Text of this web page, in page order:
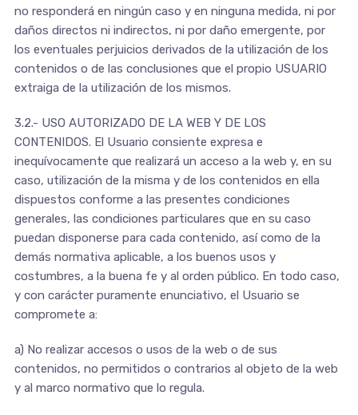
no responderá en ningún caso y en ninguna medida, ni por
daños directos ni indirectos, ni por daño emergente, por
los eventuales perjuicios derivados de la utilización de los
contenidos o de las conclusiones que el propio USUARIO
extraiga de la utilización de los mismos.
3.2.- USO AUTORIZADO DE LA WEB Y DE LOS
CONTENIDOS. El Usuario consiente expresa e
inequívocamente que realizará un acceso a la web y, en su
caso, utilización de la misma y de los contenidos en ella
dispuestos conforme a las presentes condiciones
generales, las condiciones particulares que en su caso
puedan disponerse para cada contenido, así como de la
demás normativa aplicable, a los buenos usos y
costumbres, a la buena fe y al orden público. En todo caso,
y con carácter puramente enunciativo, el Usuario se
compromete a:
a) No realizar accesos o usos de la web o de sus
contenidos, no permitidos o contrarios al objeto de la web
y al marco normativo que lo regula.